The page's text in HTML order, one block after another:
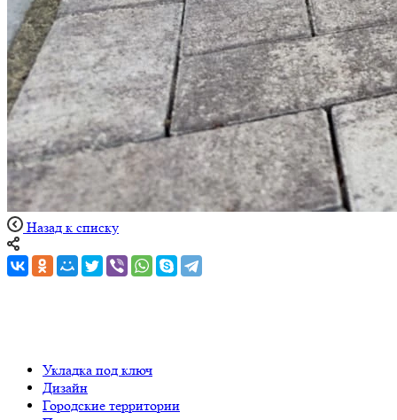
Назад к списку
Укладка под ключ
Дизайн
Городские территории